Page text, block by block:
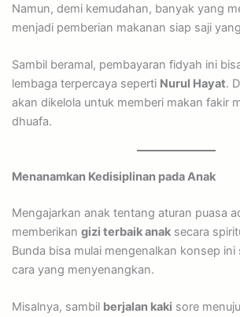
Namun, demi kemudahan, banyak yang
menjadi pemberian makanan siap saji
Sambil beramal, pembayaran fidyah ini
lembaga terpercaya seperti Nurul Hayat.
akan dikelola untuk memberi makan fakir
dhuafa.
Menanamkan Kedisiplinan pada Anak
Mengajarkan anak tentang aturan puasa
memberikan gizi terbaik anaksecara
Bunda bisa mulai mengenalkan konsep ini
cara yang menyenangkan.
Misalnya, sambil berjalan kaki sore